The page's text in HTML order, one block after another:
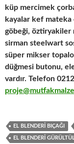
küp mercimek
kayalar kef mateka
göbeği, öztiryakiler
sirman steelwart
süper mikser
düğmesi butonu,
vardır. Telefon
EL BLENDERI BIÇAĞI
EL BLENDERI